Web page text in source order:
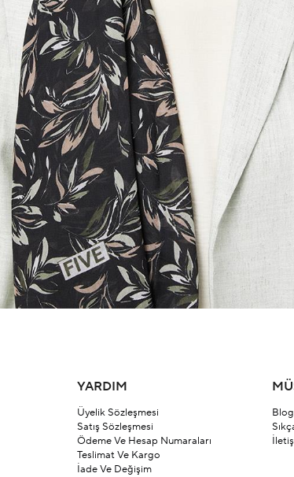
YARDIM
Üyelik Sözleşmesi
Satış Sözleşmesi
Ödeme Ve Hesap Numaraları
Teslimat Ve Kargo
İade Ve Değişim
Blog